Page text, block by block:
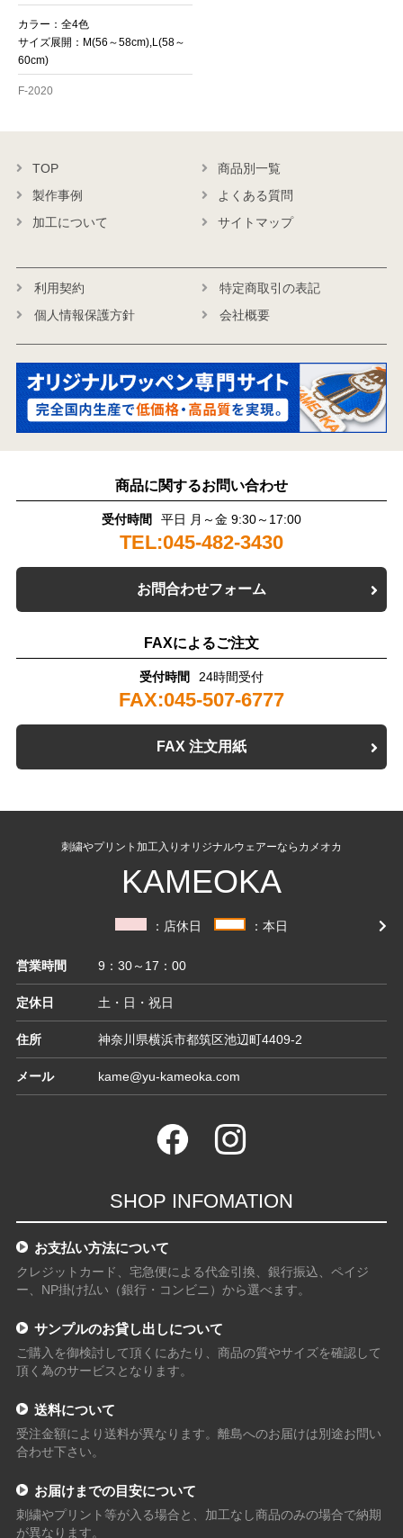
カラー：全4色
サイズ展開：M(56～58cm),L(58～
60cm)
F-2020
TOP
商品別一覧
製作事例
よくある質問
加工について
サイトマップ
利用契約
特定商取引の表記
個人情報保護方針
会社概要
商品に関するお問い合わせ
受付時間 平日 月～金 9:30～17:00
TEL:045-482-3430
お問合わせフォーム
FAXによるご注文
受付時間 24時間受付
FAX:045-507-6777
FAX 注文用紙
刺繍やプリント加工入りオリジナルウェアーならカメオカ
KAMEOKA
：店休日 ：本日
営業時間 9：30～17：00
定休日 土・日・祝日
住所 神奈川県横浜市都筑区池辺町4409-2
メール kame@yu-kameoka.com
SHOP INFOMATION
お支払い方法について
クレジットカード、宅急便による代金引換、銀行振込、ペイジ
ー、NP掛け払い（銀行・コンビニ）から選べます。
サンプルのお貸し出しについて
ご購入を御検討して頂くにあたり、商品の質やサイズを確認して
頂く為のサービスとなります。
送料について
受注金額により送料が異なります。離島へのお届けは別途お問い
合わせ下さい。
お届けまでの目安について
刺繍やプリント等が入る場合と、加工なし商品のみの場合で納期
が異なります。